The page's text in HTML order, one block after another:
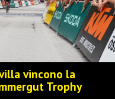
vincono la
Trophy